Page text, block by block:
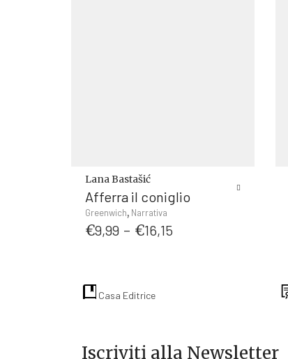
Lana Bastašić
Afferra il coniglio
Greenwich, Narrativa
prodotto
scelte
€9,99 - €16,15
Casa Editrice
Iscriviti alla Newsletter